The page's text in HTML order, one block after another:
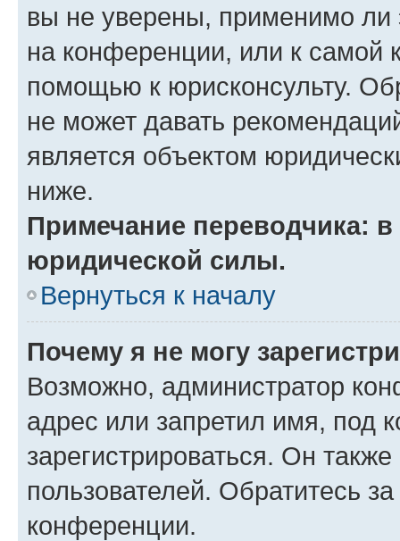
вы не уверены, применимо ли
на конференции, или к самой
помощью к юрисконсульту.
не может давать
является объектом
ниже.
Примечание переводчика:
юридической силы.
Вернуться к началу
Почему я не могу
Возможно, администратор
адрес или запретил имя, под
зарегистрироваться. Он
пользователей. Обратитесь
конференции.